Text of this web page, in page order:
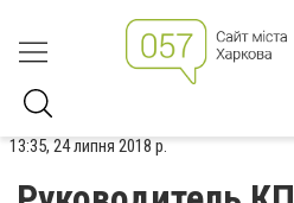
13:35, 24 липня 2018 р.